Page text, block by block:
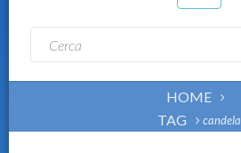
HOME
TAG
candela